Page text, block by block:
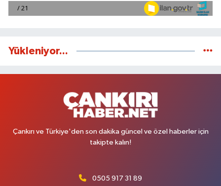
Yükleniyor...
Çankırı ve Türkiye'den son dakika güncel ve özel haberler için
takipte kalın!
0505 917 31 89